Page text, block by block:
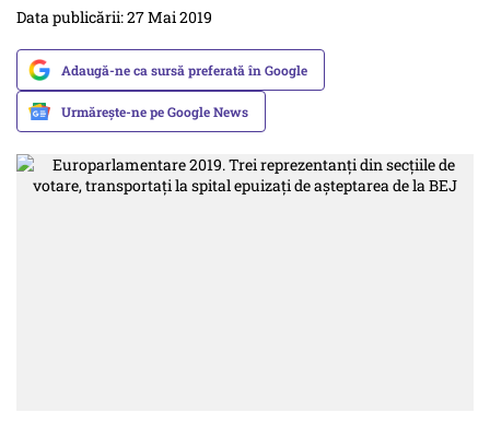
Data publicării: 27 Mai 2019
Adaugă-ne ca sursă preferată în Google
Urmărește-ne pe Google News